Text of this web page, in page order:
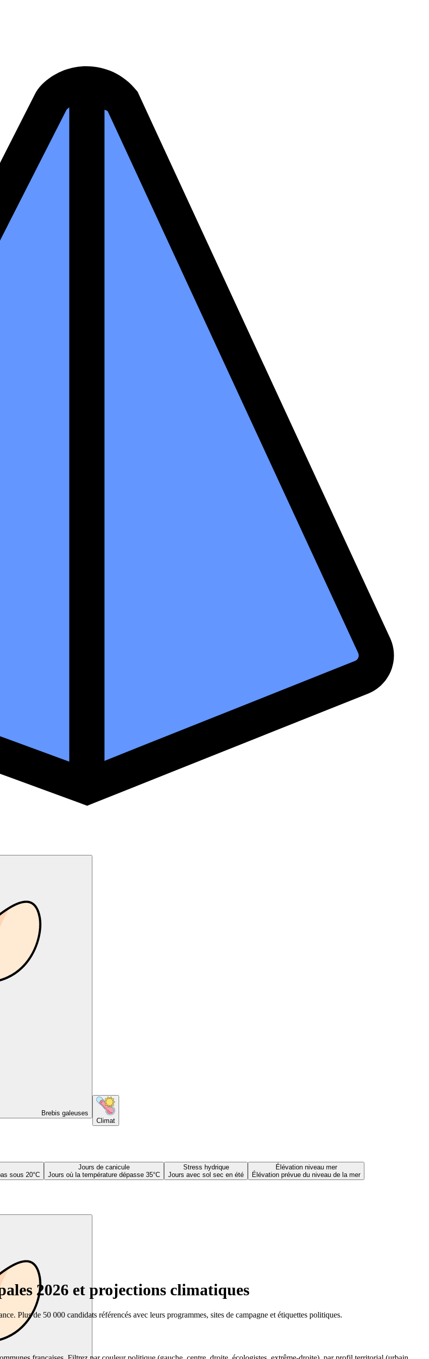
Brebis galeuses
Climat
sous 20°C
Jours de canicule
Jours où la température dépasse 35°C
Stress hydrique
Jours avec sol sec en été
Élévation niveau mer
Élévation prévue du niveau de la mer
2026 et projections climatiques
Plus de 50 000 candidats référencés avec leurs programmes, sites de campagne et étiquettes politiques.